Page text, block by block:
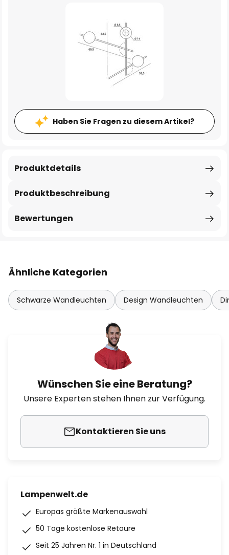
Haben Sie Fragen zu diesem Artikel?
Produktbeschreibung
Produktdetails
Bewertungen
Ähnliche Kategorien
Schwarze Wandleuchten Design Wandleuchten
Wünschen Sie eine Beratung?
Unsere Experten stehen Ihnen zur Verfügung.
Kontaktieren Sie uns
Lampenwelt.de
Europas größte Markenauswahl
50 Tage kostenlose Retoure
Seit 25 Jahren Nr. 1 in Deutschland